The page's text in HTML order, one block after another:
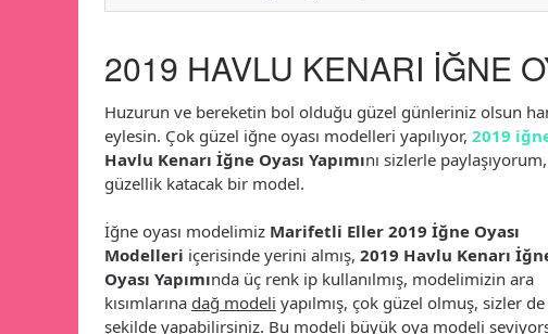
2019 HAVLU KENARI İĞNE
Huzurun ve bereketin bol olduğu güzel günleriniz olsun
eylesin. Çok güzel iğne oyası modelleri yapılıyor, 2019
Havlu Kenarı İğne Oyası Yapımını sizlerle
güzellik katacak bir model.
İğne oyası modelimiz Marifetli Eller 2019 İğne Oyası
Modelleri içerisinde yerini almış, 2019 Havlu Kenarı
Oyası Yapımında üç renk ip kullanılmış, modelimizin ara
kısımlarına dağ modeli yapılmış, çok güzel olmuş, sizler de
şekilde yapabilirsiniz. Bu modeli büyük oya modeli